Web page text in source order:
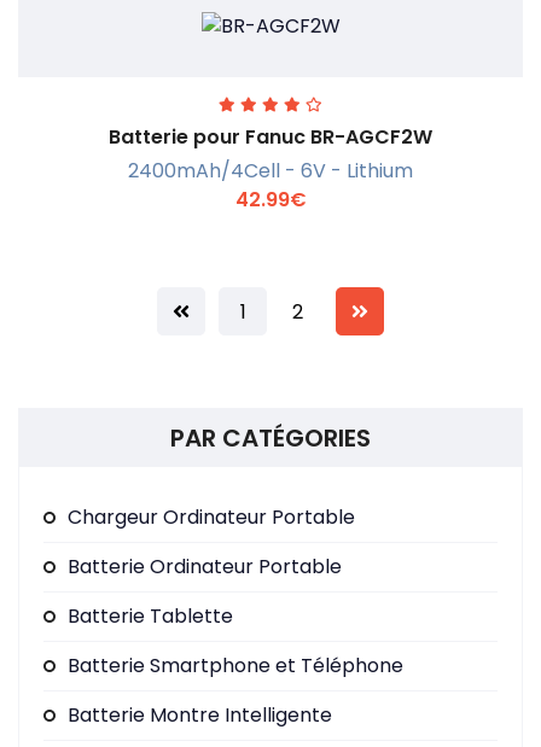
En savoir +
Batterie pour Fanuc BR-AGCF2W
2400mAh/4Cell - 6V - Lithium
42.99€
1 2
PAR CATÉGORIES
Chargeur Ordinateur Portable
Batterie Ordinateur Portable
Batterie Tablette
Batterie Smartphone et Téléphone
Batterie Montre Intelligente